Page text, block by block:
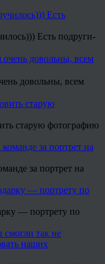
Есть подруги-
довольны, всем
старую фотографию
за портрет на
— портрету по